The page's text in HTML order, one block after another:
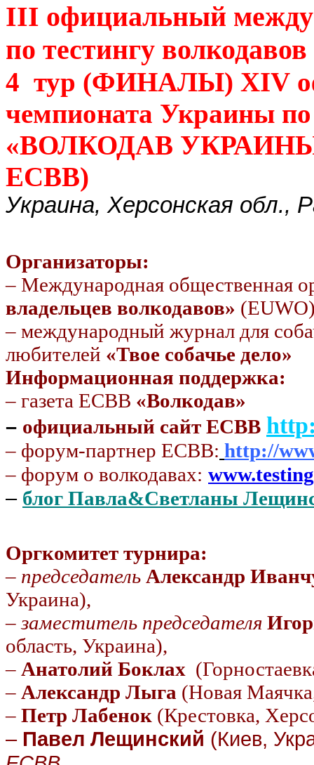
III официальный
по тестингу волкодавов
4 тур (ФИНАЛЫ) ХIV
чемпионата Украины по
«ВОЛКОДАВ УКРАИНЫ-
ЕСВВ)
Украина, Херсонская обл.,
Организаторы:
– Международная общественная
владельцев волкодавов»
– международный журнал для
любителей «Твое собачье дело»
Информационная поддержка:
– газета ЕСВВ «Волкодав»
– официальный сайт ЕСВВ
– форум-партнер ЕСВВ: http://
– форум о волкодавах:
– блог Павла&Светланы
Оргкомитет турнира:
– председатель Александр
Украина),
–заместитель председателя
область, Украина),
– Анатолий Боклах
– Александр Лыга (Новая
– Петр Лабенок (Крестовка,
– Павел Лещинский (Киев,